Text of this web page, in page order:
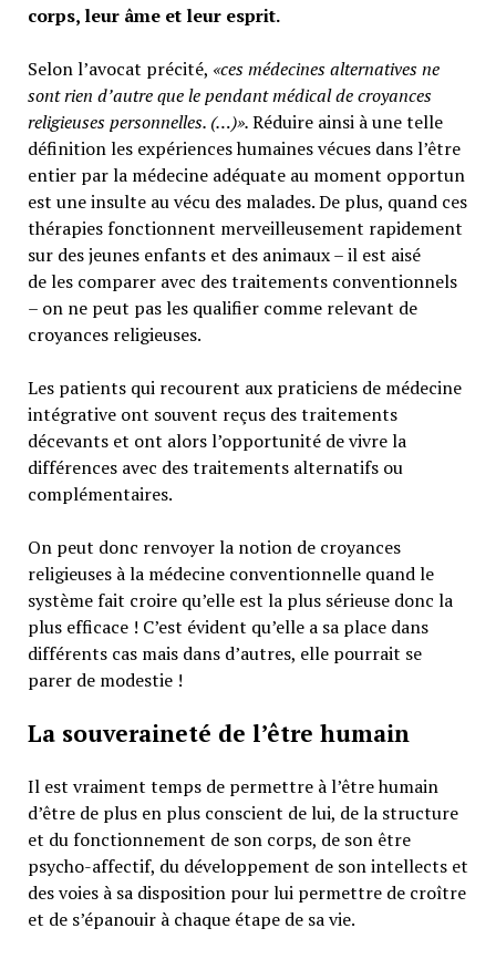
corps, leur âme et leur esprit.
Selon l’avocat précité, «ces médecines alternatives ne
sont rien d’autre que le pendant médical de croyances
religieuses personnelles. (…)».Réduire ainsi à une telle
définition les expériences humaines vécues dans l’être
entier par la médecine adéquate au moment opportun
est une insulte au vécu des malades. De plus, quand ces
thérapies fonctionnent merveilleusement rapidement
sur des jeunes enfants et des animaux – il est aisé
de les comparer avec des traitements conventionnels
– on ne peut pas les qualifier comme relevant de
croyances religieuses.
Les patients qui recourent aux praticiens de médecine
intégrative ont souvent reçus des traitements
décevants et ont alors l’opportunité de vivre la
différences avec des traitements alternatifs ou
complémentaires.
On peut donc renvoyer la notion de croyances
religieuses à la médecine conventionnelle quand le
système fait croire qu’elle est la plus sérieuse donc la
plus efficace ! C’est évident qu’elle a sa place dans
différents cas mais dans d’autres, elle pourrait se
parer de modestie !
La souveraineté de l’être humain
Il est vraiment temps de permettre à l’être humain
d’être de plus en plus conscient de lui, de la structure
et du fonctionnement de son corps, de son être
psycho-affectif, du développement de son intellects et
des voies à sa disposition pour lui permettre de croître
et de s’épanouir à chaque étape de sa vie.